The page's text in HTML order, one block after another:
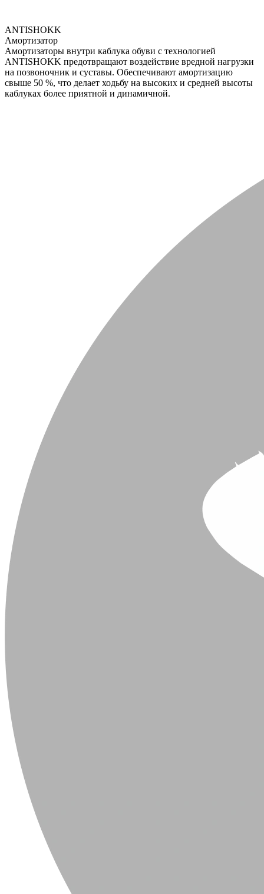
ANTISHOKK
Амортизатор
Амортизаторы внутри каблука обуви с технологией
ANTISHOKK предотвращают воздействие вредной нагрузки
на позвоночник и суставы. Обеспечивают амортизацию
свыше 50 %, что делает ходьбу на высоких и средней высоты
каблуках более приятной и динамичной.